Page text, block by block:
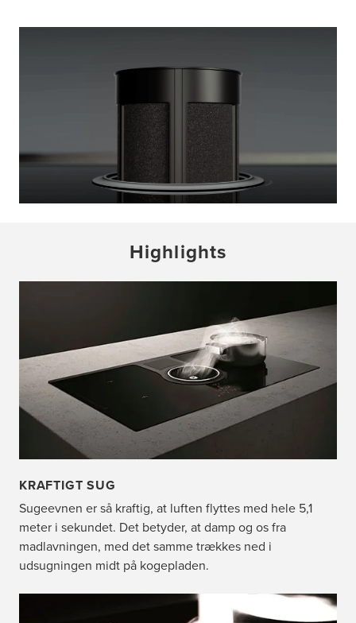
Highlights
KRAFTIGT SUG
Sugeevnen er så kraftig, at luften flyttes med hele 5,1
meter i sekundet. Det betyder, at damp og os fra
madlavningen, med det samme trækkes ned i
udsugningen midt på kogepladen.